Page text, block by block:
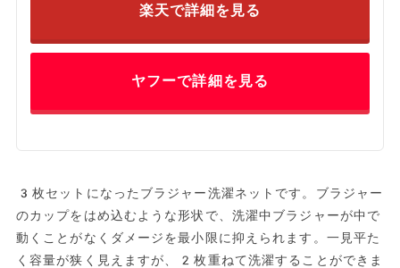
楽天で詳細を見る
ヤフーで詳細を見る
3枚セットになったブラジャー洗濯ネットです。ブラジャー
のカップをはめ込むような形状で、洗濯中ブラジャーが中で
動くことがなくダメージを最小限に抑えられます。一見平た
く容量が狭く見えますが、2枚重ねて洗濯することができま